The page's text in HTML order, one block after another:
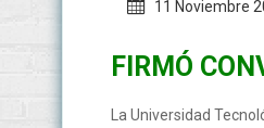
11 Noviembre
FIRMÓ
La Universidad